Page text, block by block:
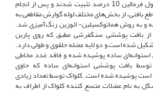
نمونه‌ها، ابتدا در محلول فرمالین 10 درصد تثبیت شدند و پس از انجام
بافتی، از بخش‌های مختلف لوله گوارش مقاطعی به
تهیه و به روش هماتوکسیلین- ائوزین رنگ‌آمیزی شد.
از بافت پوششی سنگفرشی مطبق که روی پارین
شده است و دو لایه عضله حلقوی و طولی دارد.
ساده پوشیده شده و فاقد غدد مخاطی
بافت پوششی استوانه‌ای ساده که حاوی
پوشیده شده است. کلواک توسط تعداد زیادی
به نام عضلات متسع کننده کلواک از اطراف به